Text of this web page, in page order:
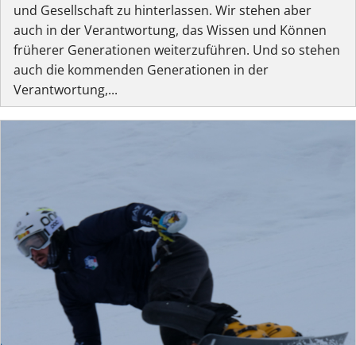
und Gesellschaft zu hinterlassen. Wir stehen aber
auch in der Verantwortung, das Wissen und Können
früherer Generationen weiterzuführen. Und so stehen
auch die kommenden Generationen in der
Verantwortung,...